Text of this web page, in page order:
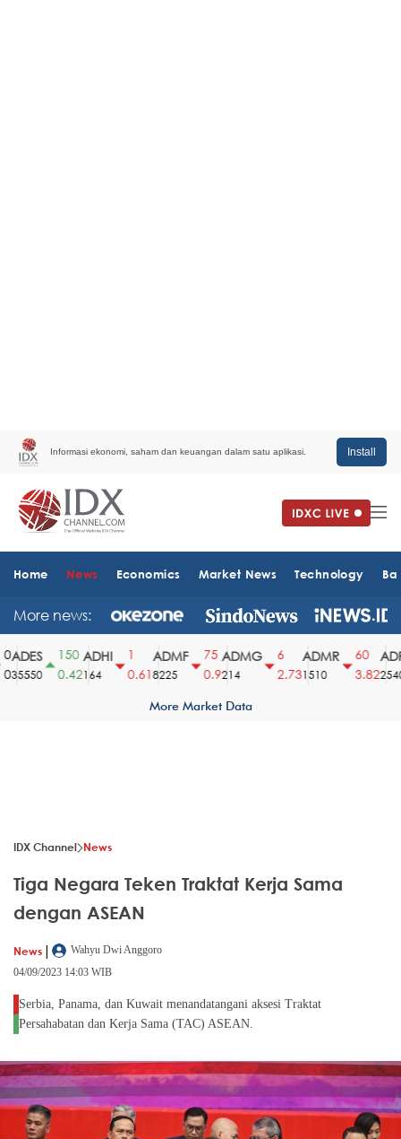
Informasi ekonomi, saham dan keuangan dalam satu aplikasi. Install
Home News Economics Market News Technology
More news:
150
0.42
ADHI
164
0.61
ADMF
8225
75
0.9
ADMG
214
2.73
ADMR
1510
60
3.822540
More Market Data
IDX Channel News
Tiga Negara Teken Traktat Kerja Sama
dengan ASEAN
News |
Wahyu Dwi Anggoro
04/09/2023 14:03 WIB
Serbia, Panama, dan Kuwait menandatangani aksesi Traktat
Persahabatan dan Kerja Sama (TAC) ASEAN.